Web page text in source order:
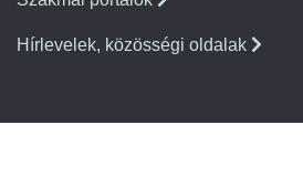
Hírlevelek, közösségi oldalak